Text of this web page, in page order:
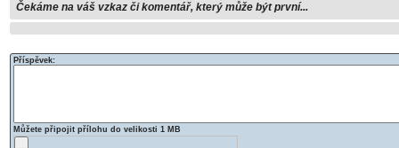
Čekáme na váš vzkaz či komentář, který může být první...
Příspěvek:
Můžete připojit přílohu do velikosti 1 MB